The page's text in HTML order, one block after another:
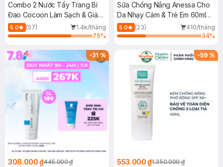
Combo 2 Nước Tẩy Trang Bí
Đao Cocoon Làm Sạch & Giảm
Dầu 500ml
5.0 (57)
1.4k/tháng
75%
Sữa Chống Nắng Anessa Cho
Da Nhạy Cảm & Trẻ Em 60ml
(Mới)
5.0 (23)
410/tháng
34%
-31%
308.000 ₫445.000 ₫
-59 %
553.000 ₫1.350.000 ₫